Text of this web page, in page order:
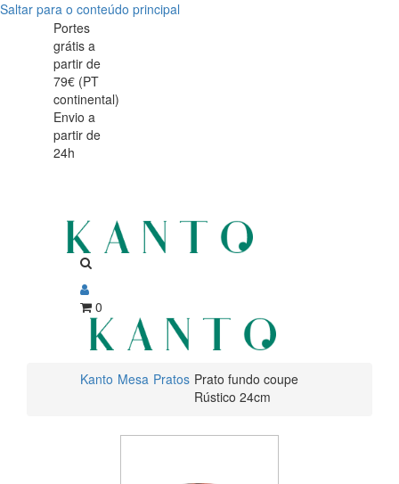
Saltar para o conteúdo principal
Prato
fundo
coupe
Rústico
24cm
Prato
fundo
coupe
Rústico
24cm
Portes
grátis a
partir de
79€ (PT
continental)
Envio a
partir de
24h
0
Kanto Mesa Pratos Prato fundo coupe
Rústico 24cm